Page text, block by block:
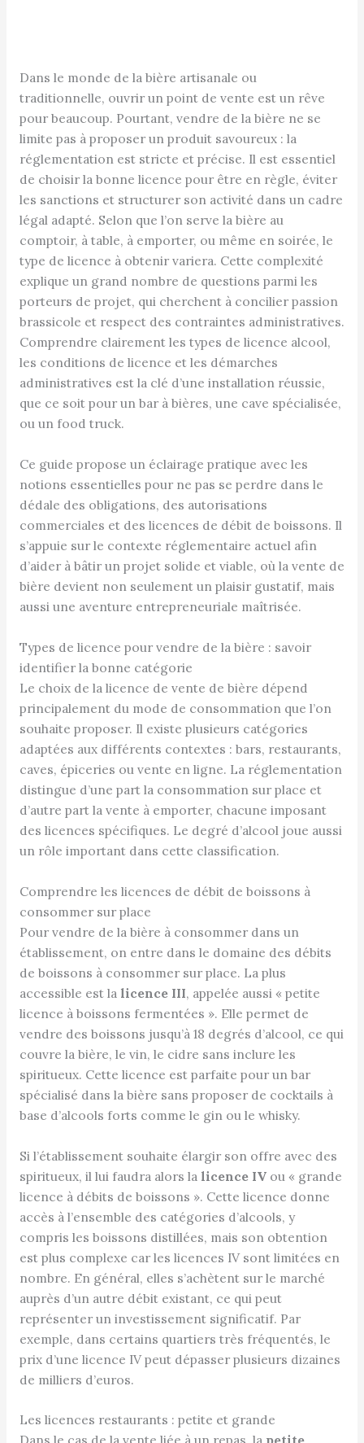
Dans le monde de la bière artisanale ou
traditionnelle, ouvrir un point de vente est un rêve
pour beaucoup. Pourtant, vendre de la bière ne se
limite pas à proposer un produit savoureux : la
réglementation est stricte et précise. Il est essentiel
de choisir la bonne licence pour être en règle, éviter
les sanctions et structurer son activité dans un cadre
légal adapté. Selon que l’on serve la bière au
comptoir, à table, à emporter, ou même en soirée, le
type de licence à obtenir variera. Cette complexité
explique un grand nombre de questions parmi les
porteurs de projet, qui cherchent à concilier passion
brassicole et respect des contraintes administratives.
Comprendre clairement les types de licence alcool,
les conditions de licence et les démarches
administratives est la clé d’une installation réussie,
que ce soit pour un bar à bières, une cave spécialisée,
ou un food truck.
Ce guide propose un éclairage pratique avec les
notions essentielles pour ne pas se perdre dans le
dédale des obligations, des autorisations
commerciales et des licences de débit de boissons. Il
s’appuie sur le contexte réglementaire actuel afin
d’aider à bâtir un projet solide et viable, où la vente de
bière devient non seulement un plaisir gustatif, mais
aussi une aventure entrepreneuriale maîtrisée.
Types de licence pour vendre de la bière : savoir
identifier la bonne catégorie
Le choix de la licence de vente de bière dépend
principalement du mode de consommation que l’on
souhaite proposer. Il existe plusieurs catégories
adaptées aux différents contextes : bars, restaurants,
caves, épiceries ou vente en ligne. La réglementation
distingue d’une part la consommation sur place et
d’autre part la vente à emporter, chacune imposant
des licences spécifiques. Le degré d’alcool joue aussi
un rôle important dans cette classification.
Comprendre les licences de débit de boissons à
consommer sur place
Pour vendre de la bière à consommer dans un
établissement, on entre dans le domaine des débits
de boissons à consommer sur place. La plus
accessible est la licence III, appelée aussi « petite
licence à boissons fermentées ». Elle permet de
vendre des boissons jusqu’à 18 degrés d’alcool, ce qui
couvre la bière, le vin, le cidre sans inclure les
spiritueux. Cette licence est parfaite pour un bar
spécialisé dans la bière sans proposer de cocktails à
base d’alcools forts comme le gin ou le whisky.
Si l’établissement souhaite élargir son offre avec des
spiritueux, il lui faudra alors la licence IVou « grande
licence à débits de boissons ». Cette licence donne
accès à l’ensemble des catégories d’alcools, y
compris les boissons distillées, mais son obtention
est plus complexe car les licences IV sont limitées en
nombre. En général, elles s’achètent sur le marché
auprès d’un autre débit existant, ce qui peut
représenter un investissement significatif. Par
exemple, dans certains quartiers très fréquentés, le
prix d’une licence IV peut dépasser plusieurs dizaines
de milliers d’euros.
Les licences restaurants : petite et grande